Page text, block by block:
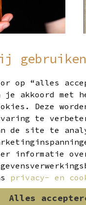
op “alles
je akkoord met
Deze
te
de site te
informatie
privacy- en
Alles